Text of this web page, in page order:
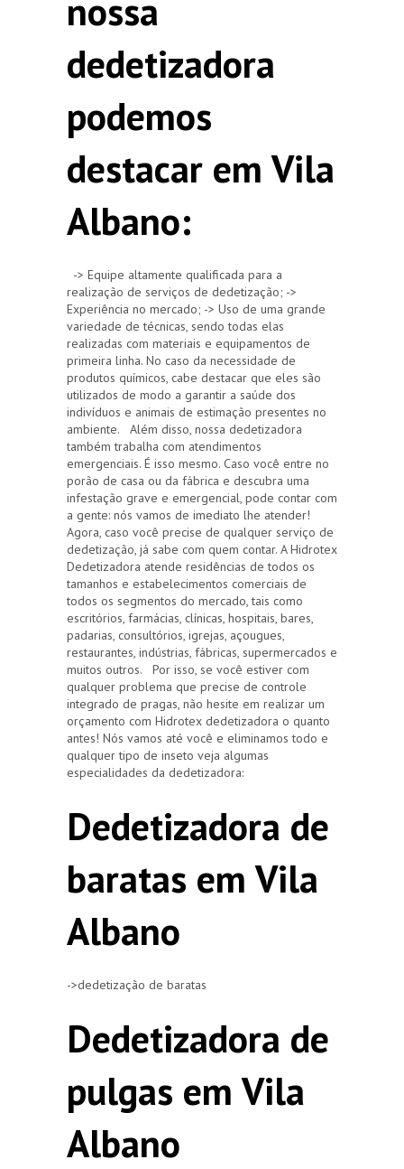
nossa
dedetizadora
podemos
destacar em Vila
Albano:
-> Equipe altamente qualificada para a
realização de serviços de dedetização; ->
Experiência no mercado; -> Uso de uma grande
variedade de técnicas, sendo todas elas
realizadas com materiais e equipamentos de
primeira linha. No caso da necessidade de
produtos químicos, cabe destacar que eles são
utilizados de modo a garantir a saúde dos
indivíduos e animais de estimação presentes no
ambiente. Além disso, nossa dedetizadora
também trabalha com atendimentos
emergenciais. É isso mesmo. Caso você entre no
porão de casa ou da fábrica e descubra uma
infestação grave e emergencial, pode contar com
a gente: nós vamos de imediato lhe atender!
Agora, caso você precise de qualquer serviço de
dedetização, já sabe com quem contar. A Hidrotex
Dedetizadora atende residências de todos os
tamanhos e estabelecimentos comerciais de
todos os segmentos do mercado, tais como
escritórios, farmácias, clínicas, hospitais, bares,
padarias, consultórios, igrejas, açougues,
restaurantes, indústrias, fábricas, supermercados e
muitos outros. Por isso, se você estiver com
qualquer problema que precise de controle
integrado de pragas, não hesite em realizar um
orçamento com Hidrotex dedetizadora o quanto
antes! Nós vamos até você e eliminamos todo e
qualquer tipo de inseto veja algumas
especialidades da dedetizadora:
Dedetizadora de
baratas em Vila
Albano
->dedetização de baratas
Dedetizadora de
pulgas em Vila
Albano